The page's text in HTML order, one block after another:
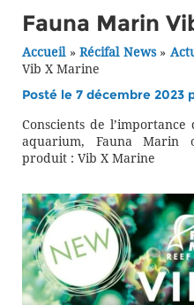
Fauna Marin
Accueil»Récifal News»
Vib X Marine
Posté le 7 décembre 2023
Conscients de
aquarium, Fauna Marin
produit : Vib X Marine